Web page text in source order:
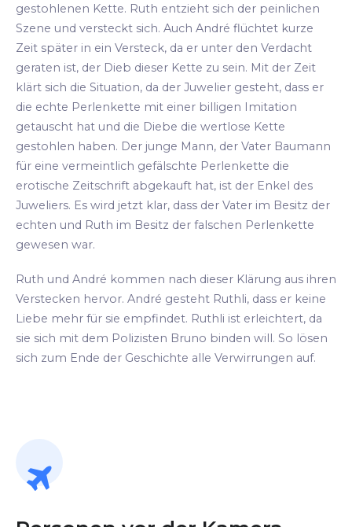
gestohlenen Kette. Ruth entzieht sich der peinlichen
Szene und versteckt sich. Auch André flüchtet kurze
Zeit später in ein Versteck, da er unter den Verdacht
geraten ist, der Dieb dieser Kette zu sein. Mit der Zeit
klärt sich die Situation, da der Juwelier gesteht, dass er
die echte Perlenkette mit einer billigen Imitation
getauscht hat und die Diebe die wertlose Kette
gestohlen haben. Der junge Mann, der Vater Baumann
für eine vermeintlich gefälschte Perlenkette die
erotische Zeitschrift abgekauft hat, ist der Enkel des
Juweliers. Es wird jetzt klar, dass der Vater im Besitz der
echten und Ruth im Besitz der falschen Perlenkette
gewesen war.
Ruth und André kommen nach dieser Klärung aus ihren
Verstecken hervor. André gesteht Ruthli, dass er keine
Liebe mehr für sie empfindet. Ruthli ist erleichtert, da
sie sich mit dem Polizisten Bruno binden will. So lösen
sich zum Ende der Geschichte alle Verwirrungen auf.